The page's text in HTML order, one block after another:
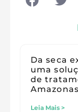
Da seca
uma
de
Leia Mais >